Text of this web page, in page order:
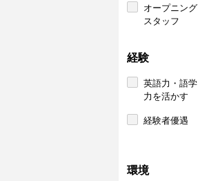
オープニング
スタッフ
経験
英語力・語学
力を活かす
経験者優遇
環境